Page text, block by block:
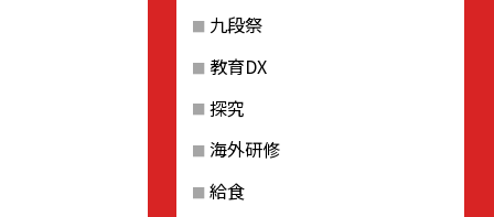
九段祭
教育DX
探究
海外研修
給食